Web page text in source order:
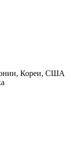
Кореи, США